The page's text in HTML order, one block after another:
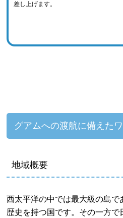
差し上げます。
グアムへの渡航に備えた
地域概要
西太平洋の中では最大級の島で
歴史を持つ国です。その一方で